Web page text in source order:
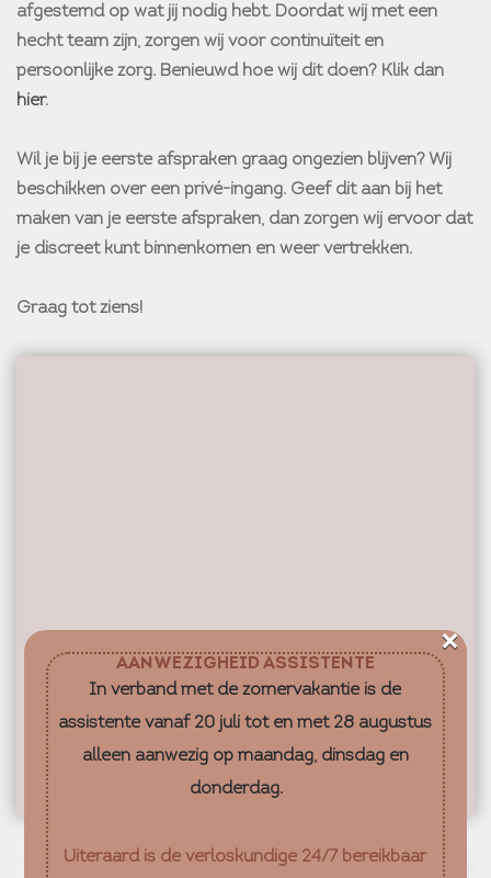
afgestemd op wat jij nodig hebt. Doordat wij met een
hecht team zijn, zorgen wij voor continuïteit en
persoonlijke zorg. Benieuwd hoe wij dit doen? Klik dan
hier.
Wil je bij je eerste afspraken graag ongezien blijven? Wij
beschikken over een privé-ingang. Geef dit aan bij het
maken van je eerste afspraken, dan zorgen wij ervoor dat
je discreet kunt binnenkomen en weer vertrekken.
Graag tot ziens!
AANWEZIGHEID ASSISTENTE
In verband met de zomervakantie is de
assistente vanaf 20 juli tot en met 28 augustus
alleen aanwezig op maandag, dinsdag en
donderdag.
Uiteraard is de verloskundige 24/7 bereikbaar
×